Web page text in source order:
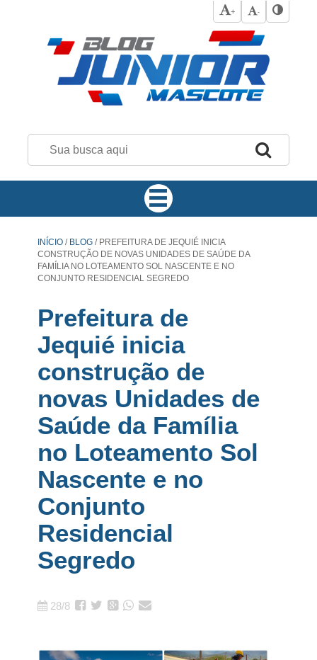
+ -
INÍCIO / BLOG /PREFEITURA DE JEQUIÉ INICIA
CONSTRUÇÃO DE NOVAS UNIDADES DE SAÚDE DA
FAMÍLIA NO LOTEAMENTO SOL NASCENTE E NO
CONJUNTO RESIDENCIAL SEGREDO
Prefeitura de
Jequié inicia
construção de
novas Unidades de
Saúde da Família
no Loteamento Sol
Nascente e no
Conjunto
Residencial
Segredo
28/8